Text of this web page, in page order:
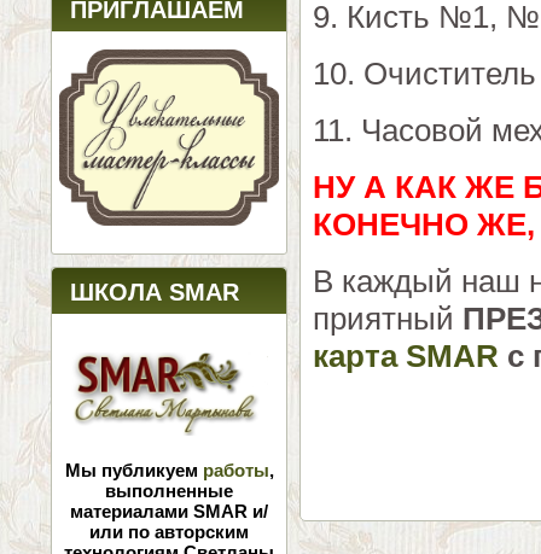
ПРИГЛАШАЕМ
ШКОЛА SMAR
Мы публикуем работы,
выполненные
материалами SMAR и/
или по авторским
9. Кисть №1,
10.
11. Часовой
НУ А КАК ЖЕ
КОНЕЧНО
В каждый наш
приятный
карта SMAR с